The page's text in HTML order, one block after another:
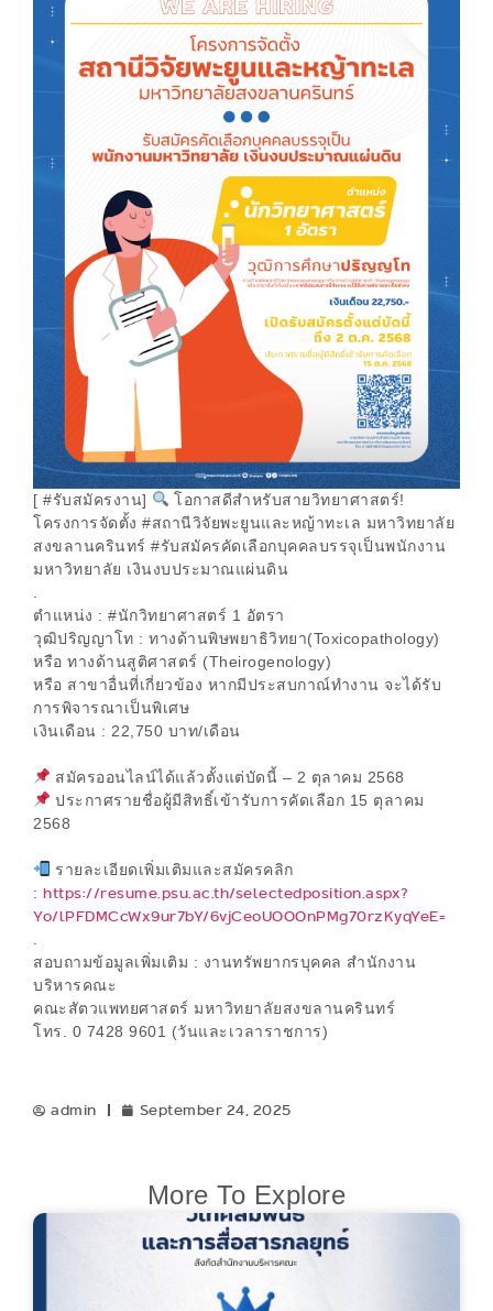
[ #รับสมัครงาน]
โอกาสดีสำหรับสายวิทยาศาสตร์!
โครงการจัดตั้ง #สถานีวิจัยพะยูนและหญ้าทะเล มหาวิทยาลัย
สงขลานครินทร์ #รับสมัครคัดเลือกบุคคลบรรจุเป็นพนักงาน
มหาวิทยาลัย เงินงบประมาณแผ่นดิน
ตำแหน่ง : #นักวิทยาศาสตร์ 1 อัตรา
วุฒิปริญญาโท : ทางด้านพิษพยาธิวิทยา(Toxicopathology)
หรือ ทางด้านสูติศาสตร์ (Theirogenology)
หรือ สาขาอื่นที่เกี่ยวข้อง หากมีประสบกาณ์ทำงาน จะได้รับ
การพิจารณาเป็นพิเศษ
เงินเดือน : 22,750 บาท/เดือน
สมัครออนไลน์ได้แล้วตั้งแต่บัดนี้ – 2 ตุลาคม 2568
ประกาศรายชื่อผู้มีสิทธิ์เข้ารับการคัดเลือก 15 ตุลาคม
2568
รายละเอียดเพิ่มเติมและสมัครคลิก
: https://resume.psu.ac.th/selectedposition.aspx?
Yo/lPFDMCcWx9ur7bY/6vjCeoUOOOnPMg70rzKyqYeE=
สอบถามข้อมูลเพิ่มเติม : งานทรัพยากรบุคคล สำนักงาน
บริหารคณะ
คณะสัตวแพทยศาสตร์ มหาวิทยาลัยสงขลานครินทร์
โทร. 0 7428 9601 (วันและเวลาราชการ)
admin September 24, 2025
More To Explore